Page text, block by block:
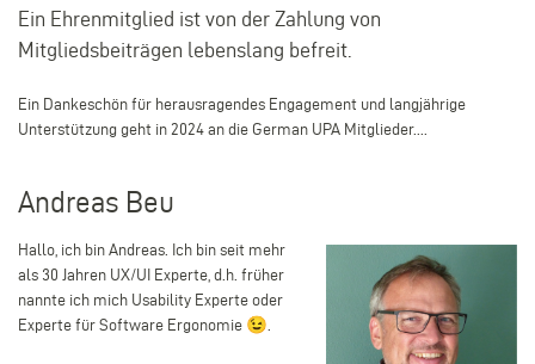
Ein Ehrenmitglied ist von der Zahlung von
Mitgliedsbeiträgen lebenslang befreit.
Ein Dankeschön für herausragendes Engagement und langjährige
Unterstützung geht in 2024 an die German UPA Mitglieder....
Andreas Beu
Hallo, ich bin Andreas. Ich bin seit mehr
als 30 Jahren UX/UI Experte, d.h. früher
nannte ich mich Usability Experte oder
Experte für Software Ergonomie 😉